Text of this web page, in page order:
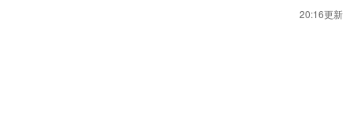
20:16更新